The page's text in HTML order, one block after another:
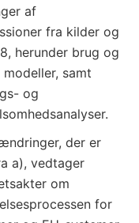
af
fra kilder og
herunder brug og
samt
og
der er
a), vedtager
om
for